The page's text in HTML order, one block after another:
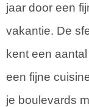
jaar door een
vakantie. De
kent een
een fijne
je boulevards